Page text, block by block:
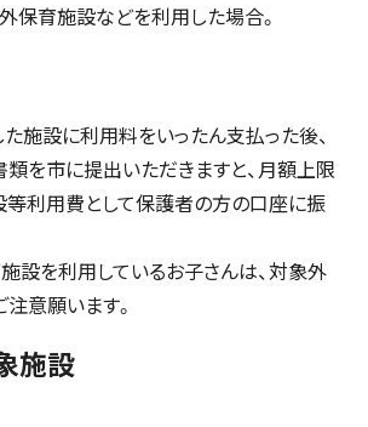
保育施設などを利用した場合。
施設に利用料をいったん支払った後、
を市に提出いただきますと、月額上限
等利用費として保護者の方の口座に振
設を利用しているお子さんは、対象外
注意願います。
施設